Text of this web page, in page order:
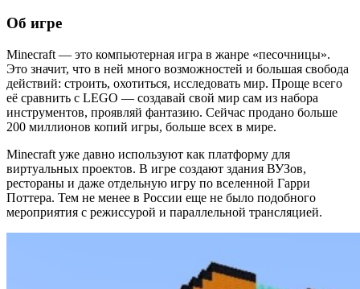
Об игре
Minecraft — это компьютерная игра в жанре «песочницы».
Это значит, что в ней много возможностей и большая свобода
действий: строить, охотиться, исследовать мир. Проще всего
её сравнить с LEGO — создавай свой мир сам из набора
инструментов, проявляй фантазию. Сейчас продано больше
200 миллионов копий игры, больше всех в мире.
Minecraft уже давно используют как платформу для
виртуальных проектов. В игре создают здания ВУЗов,
рестораны и даже отдельную игру по вселенной Гарри
Поттера. Тем не менее в России еще не было подобного
мероприятия с режиссурой и параллельной трансляцией.